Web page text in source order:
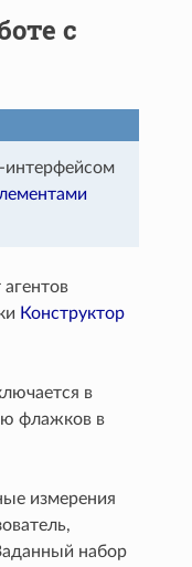
с
интерфейсом
Конструктор
в
флажков в
измерения
набор